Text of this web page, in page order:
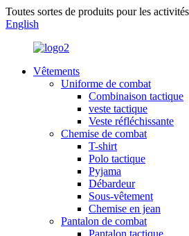
Toutes sortes de produits pour les
English
Vêtements
Uniforme de combat
Combinaison tactique
veste tactique
Veste réfléchissante
Chemise de combat
T-shirt
Polo tactique
Pyjama
Débardeur
Sous-vêtement
Chemise en jean
Pantalon de combat
Pantalon tactique